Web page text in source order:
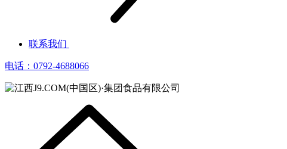
联系我们
电话：0792-4688066